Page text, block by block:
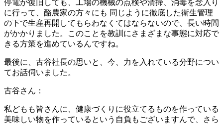
停電が復旧しても、工場の機械の点検や清掃、消毒を念入り
に行って、酪農家の方々にも 同じように徹底した衛生管理
の下で生産再開してもらわなくてはならないので、長い時間
がかかりました。このことを教訓にさまざまな事態に対応で
きる方策を進めているんですね。
最後に、古谷社長の思いと、今、力を入れている分野につい
てお話伺いました。
古谷さん：
私どもも皆さんに、健康づくりに役立てるものを作っている
美味しい物を作っているという自負もございますんで、さら